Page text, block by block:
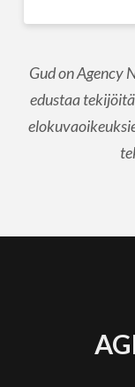
Gud on Agency
edustaa